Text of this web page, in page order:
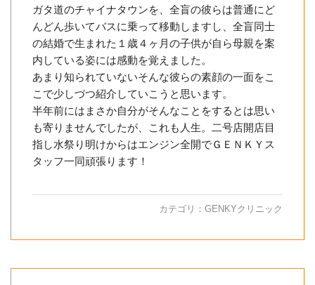
ガタ道のチャイナタウンを、全盲の彼らは普通にど
んどん歩いてバスに乗って移動しますし、全盲同士
の結婚で生まれた１歳４ヶ月の子供が自ら母親を案
内している姿には感動を覚えました。
あまり知られていないそんな彼らの素顔の一面をこ
こで少しづつ紹介していこうと思います。
半年前にはまさか自分がそんなことをするとは思い
も寄りませんでしたが、これも人生。二号店開店目
指し水祭り明けからはエンジン全開でＧＥＮＫＹス
タッフ一同頑張ります！
カテゴリ： GENKYクリニック